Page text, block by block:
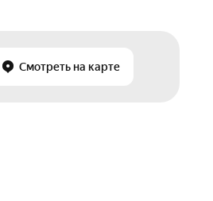
Смотреть на карте